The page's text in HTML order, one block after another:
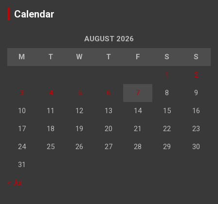
Calendar
AUGUST 2026
M T W T F S S
1 2
3 4 5 6 7 8 9
10 11 12 13 14 15 16
17 18 19 20 21 22 23
24 25 26 27 28 29 30
31
« Jul